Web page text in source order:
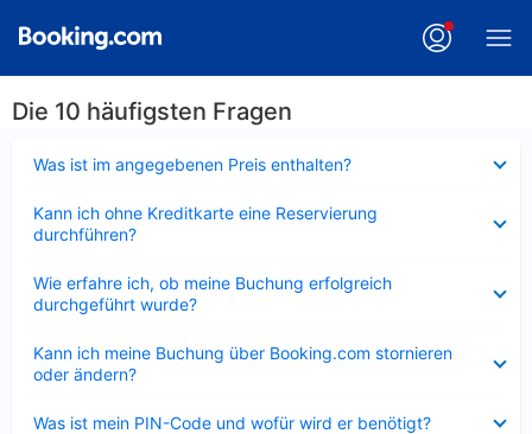
Die 10 häufigsten Fragen
Was ist im angegebenen Preis enthalten?
Kann ich ohne Kreditkarte eine Reservierung
durchführen?
Wie erfahre ich, ob meine Buchung erfolgreich
durchgeführt wurde?
Kann ich meine Buchung über Booking.com stornieren
oder ändern?
Was ist mein PIN-Code und wofür wird er benötigt?